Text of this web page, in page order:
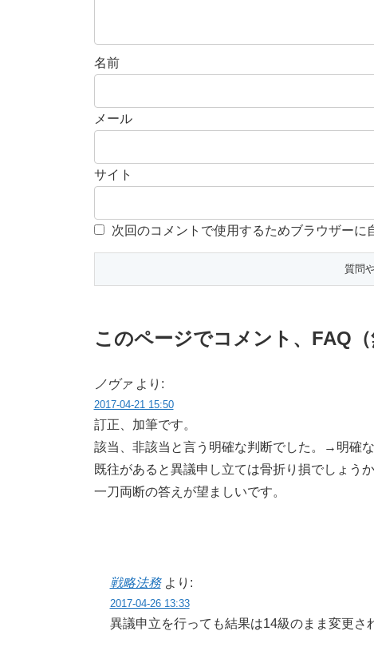
名前
メール
サイト
次回のコメントで使用するためブラウザーに
このページでコメント、FAQ（
ノヴァ より:
2017-04-21 15:50
訂正、加筆です。
該当、非該当と言う明確な判断でした。→明確
既往があると異議申し立ては骨折り損でしょう
一刀両断の答えが望ましいです。
戦略法務 より:
2017-04-26 13:33
異議申立を行っても結果は14級のまま変更さ